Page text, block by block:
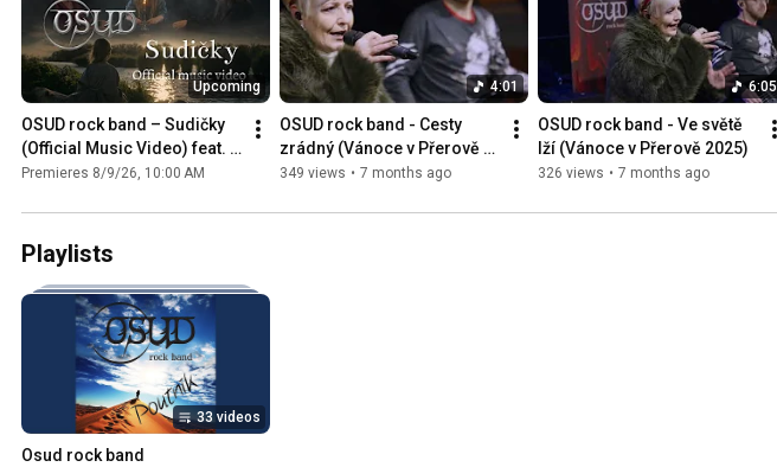
Upcoming
OSUD rock band – Sudičky
(Official Music Video) feat.
Pavla Forest & Radek
Premieres 8/9/26, 10:00 AM
4:01
OSUD rock band - Cesty
zrádný (Vánoce v Přerově
2025)
349 views • 7 months ago
6:05
OSUD rock band - Ve světě
lží (Vánoce v Přerově 2025)
326 views • 7 months ago
Playlists
33 videos
Osud rock band